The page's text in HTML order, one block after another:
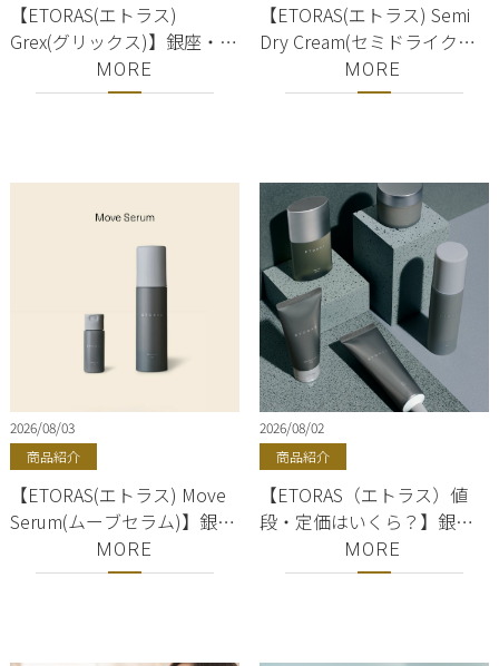
【ETORAS(エトラス)
Grex(グリックス)】銀座・有
楽町・東京駅｜hoyu(ホーユ
ー)正規取扱店｜美容室
MORE
【ETORAS(エトラス) Semi
Dry Cream(セミドライクリ
ーム)】銀座・有楽町・東京
駅｜hoyu(ホーユー)正規取
MORE
2026/08/03
商品紹介
【ETORAS(エトラス) Move
Serum(ムーブセラム)】銀
座・有楽町・東京駅｜
hoyu(ホーユー)正規取扱店
MORE
2026/08/02
商品紹介
【ETORAS（エトラス）値
段・定価はいくら？】銀
座・有楽町・東京駅｜バー
ム・ワックス・クリーム・
MORE